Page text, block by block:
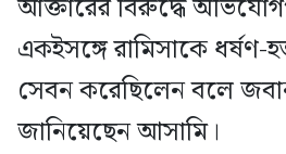
একইসঙ্গে রামিসাকে ধর্ষণ-
সেবন করেছিলেন বলে
জানিয়েছেন আসামি।